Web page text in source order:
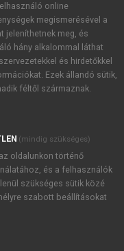
akcióiról.
újdonságairól,
tudomásul
a szotar.netés a
foglaltakat
online
megismerésével a
jeleníthetnek meg, és
hány alkalommal láthat
és hirdetőkkel
Ezek állandó sütik,
féltől származnak.
(mindig szükséges)
oldalunkon történő
és a felhasználók
szükséges sütik közé
szabott beállításokat